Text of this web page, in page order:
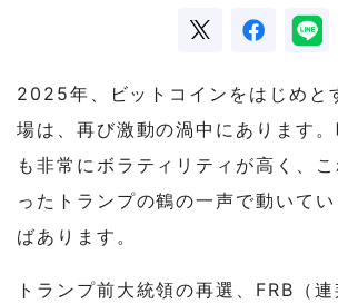
2025年、ビットコインをはじめと
場は、再び激動の渦中にあります
も非常にボラティリティが高く、
ったトランプの鶴の一声で動いて
ばあります。
トランプ前大統領の再選、FRB（